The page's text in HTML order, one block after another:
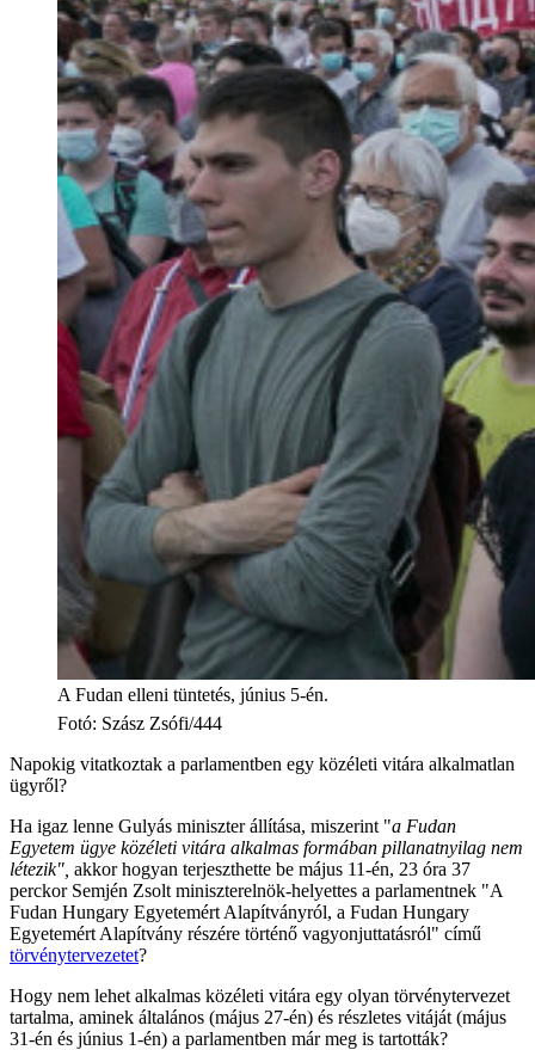
A Fudan elleni tüntetés, június 5-én.
Fotó: Szász Zsófi/444
Napokig vitatkoztak a parlamentben egy közéleti vitára alkalmatlan
ügyről?
Ha igaz lenne Gulyás miniszter állítása, miszerint "a Fudan
Egyetem ügye közéleti vitára alkalmas formában pillanatnyilag nem
létezik", akkor hogyan terjeszthette be május 11-én, 23 óra 37
perckor Semjén Zsolt miniszterelnök-helyettes a parlamentnek "A
Fudan Hungary Egyetemért Alapítványról, a Fudan Hungary
Egyetemért Alapítvány részére történő vagyonjuttatásról" című
törvénytervezetet?
Hogy nem lehet alkalmas közéleti vitára egy olyan törvénytervezet
tartalma, aminek általános (május 27-én) és részletes vitáját (május
31-én és június 1-én) a parlamentben már meg is tartották?